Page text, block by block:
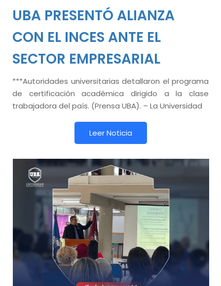
UBA PRESENTÓ ALIANZA
CON EL INCES ANTE EL
SECTOR EMPRESARIAL
***Autoridades universitarias detallaron el programa
de certificación académica dirigido a la clase
trabajadora del país. (Prensa UBA). – La Universidad
Leer Noticia